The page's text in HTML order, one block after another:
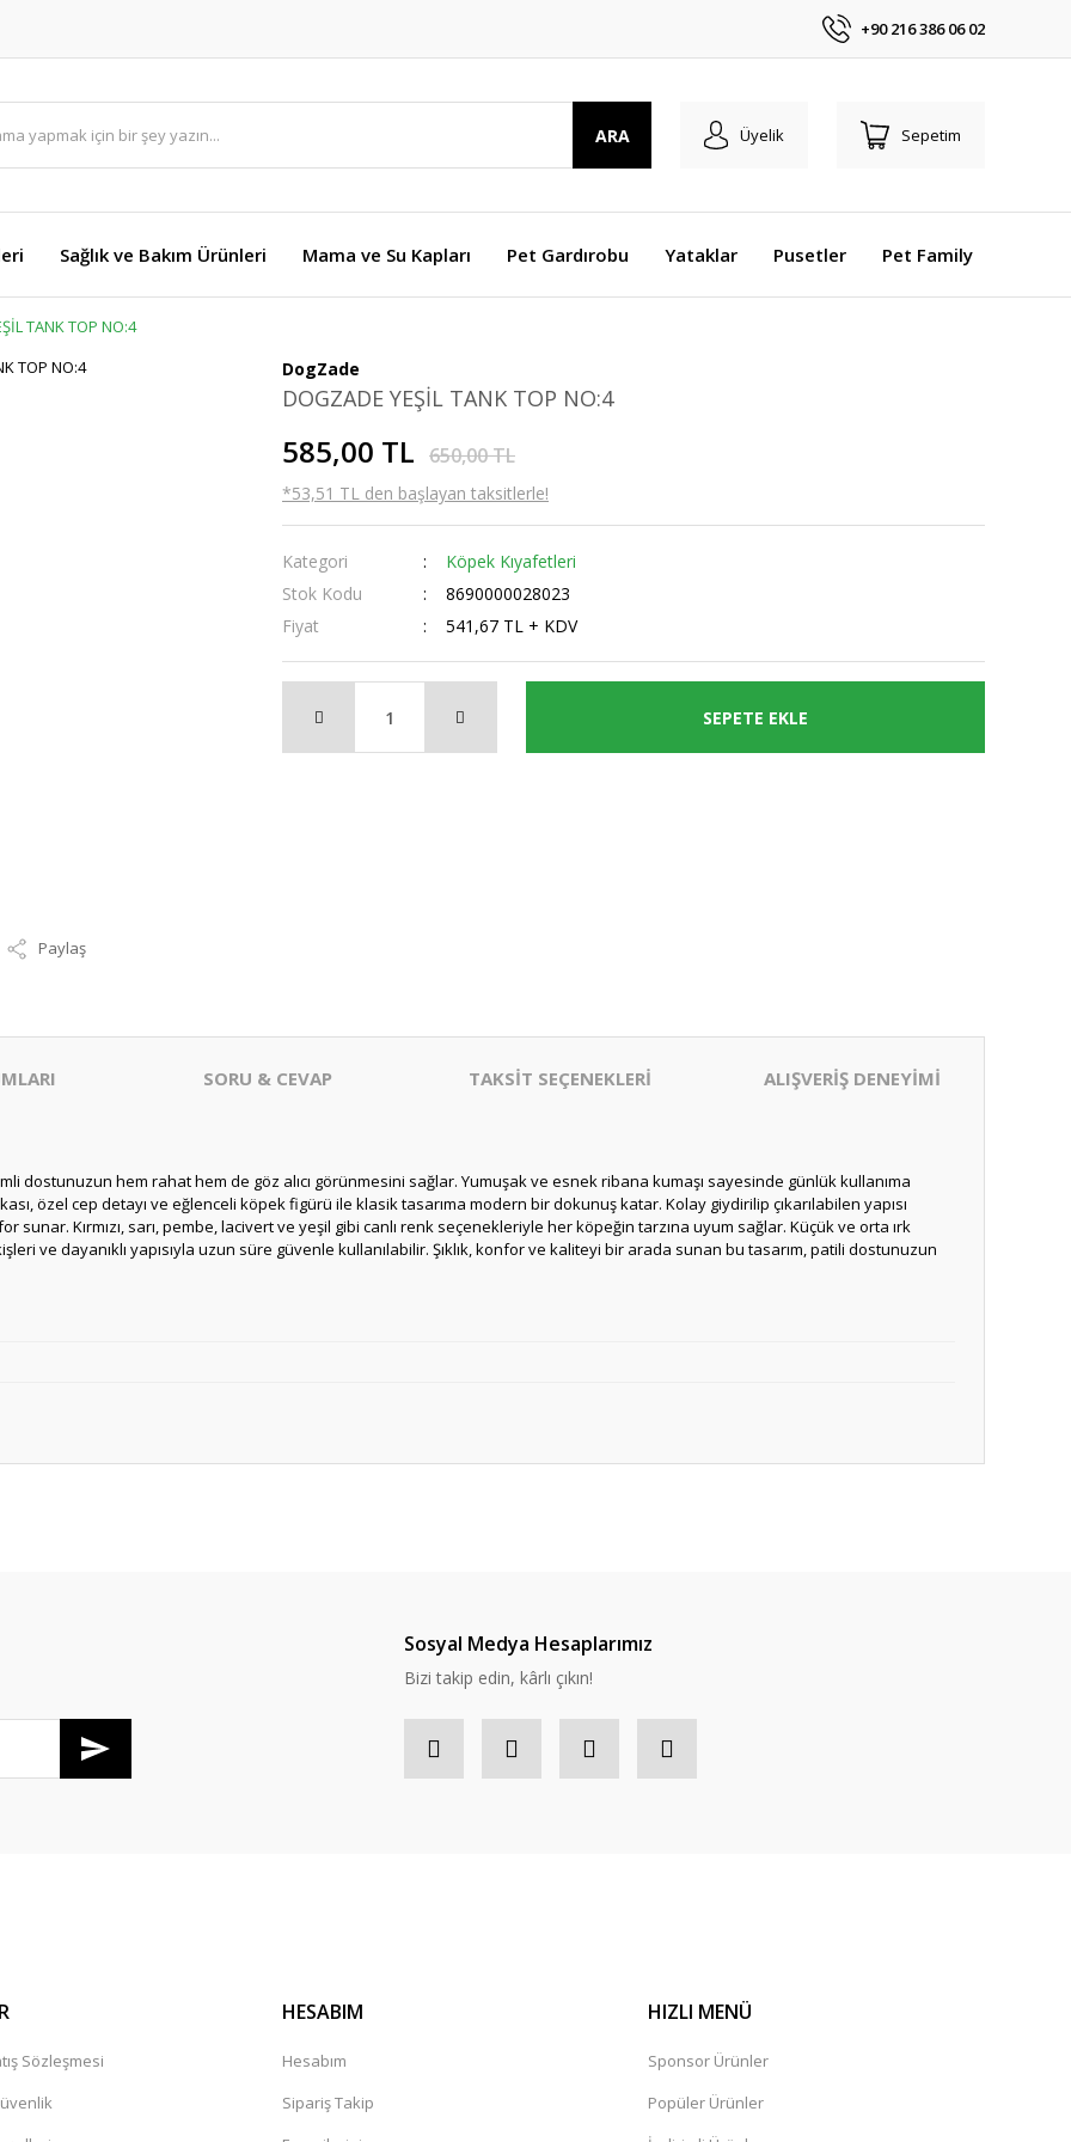
+90 216 386 06 02
ARA Üyelik Sepetim
Sağlık ve Bakım Ürünleri Mama ve Su Kapları Pet Gardırobu Yataklar Pusetler Pet Family
TANK TOP NO:4
Paylaş
DogZade
DOGZADE YEŞİL TANK TOP NO:4
585,00 TL 650,00 TL
*53,51 TL den başlayan taksitlerle!
Kategori
Köpek Kıyafetleri
Stok Kodu
8690000028023
Fiyat
541,67 TL + KDV
SEPETE EKLE
SORU & CEVAP TAKSİT SEÇENEKLERİ ALIŞVERİŞ DENEYİMİ
dostunuzun hem rahat hem de göz alıcı görünmesini sağlar. Yumuşak ve esnek ribana kumaşı sayesinde günlük kullanıma
özel cep detayı ve eğlenceli köpek figürü ile klasik tasarıma modern bir dokunuş katar. Kolay giydirilip çıkarılabilen yapısı
Kırmızı, sarı, pembe, lacivert ve yeşil gibi canlı renk seçenekleriyle her köpeğin tarzına uyum sağlar. Küçük ve orta ırk
ve dayanıklı yapısıyla uzun süre güvenle kullanılabilir. Şıklık, konfor ve kaliteyi bir arada sunan bu tasarım, patili dostunuzun
Sosyal Medya Hesaplarımız
Bizi takip edin, kârlı çıkın!
Sözleşmesi
HESABIM
Hesabım
Sipariş Takip
HIZLI MENÜ
Sponsor Ürünler
Popüler Ürünler